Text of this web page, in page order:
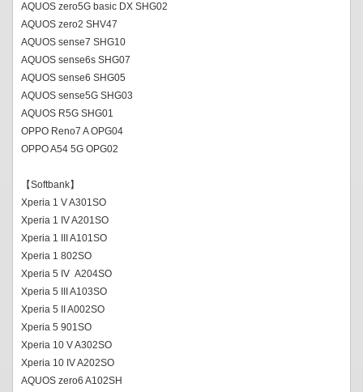
AQUOS zero5G basic DX SHG02
AQUOS zero2 SHV47
AQUOS sense7 SHG10
AQUOS sense6s SHG07
AQUOS sense6 SHG05
AQUOS sense5G SHG03
AQUOS R5G SHG01
OPPO Reno7 A OPG04
OPPO A54 5G OPG02
【Softbank】
Xperia 1 V A301SO
Xperia 1 IV A201SO
Xperia 1 III A101SO
Xperia 1 802SO
Xperia 5 IV A204SO
Xperia 5 III A103SO
Xperia 5 II A002SO
Xperia 5 901SO
Xperia 10 V A302SO
Xperia 10 IV A202SO
AQUOS zero6 A102SH